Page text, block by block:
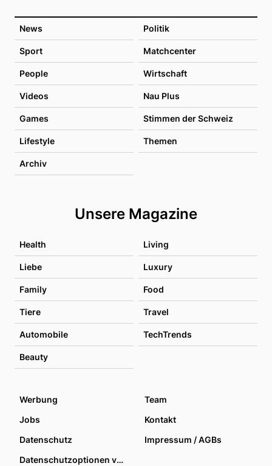
News Politik
Sport Matchcenter
People Wirtschaft
Videos Nau Plus
Games Stimmen der Schweiz
Lifestyle Themen
Archiv
Unsere Magazine
Health Living
Liebe Luxury
Family Food
Tiere Travel
Automobile TechTrends
Beauty
Werbung
Team
Jobs
Kontakt
Datenschutz
Impressum / AGBs
Datenschutzoptionen verwalten